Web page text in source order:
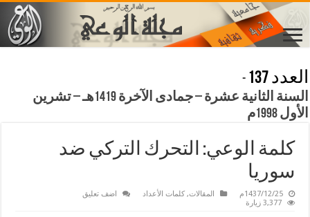
العدد 137
-
السنة الثانية عشرة – جمادى الآخرة 1419هـ – تشرين
الأول 1998م
كلمة الوعي: التحرك التركي ضد
سوريا
1437/12/25م المقالات,كلمات الأعداد
اضف تعليق
3,377 زيارة